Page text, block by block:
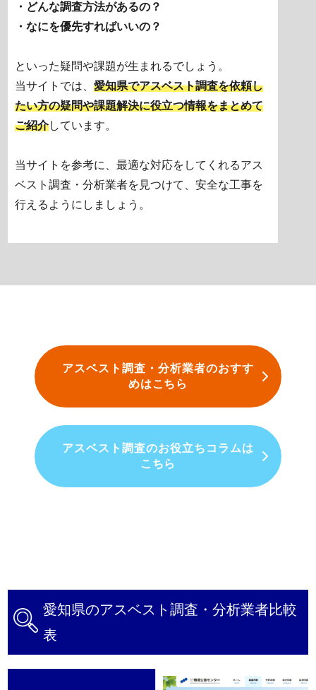
・どんな調査方法があるの？
・なにを優先すればいいの？
といった疑問や課題が生まれるでしょう。
当サイトでは、愛知県でアスベスト調査を依頼し
たい方の疑問や課題解決に役立つ情報をまとめて
ご紹介しています。
当サイトを参考に、最適な対応をしてくれるアス
ベスト調査・分析業者を見つけて、安全な工事を
行えるようにしましょう。
アスベスト調査・分析業者のおすす
めはこちら
アスベスト調査のお役立ちコラムは
こちら
愛知県のアスベスト調査・分析業者比較
表